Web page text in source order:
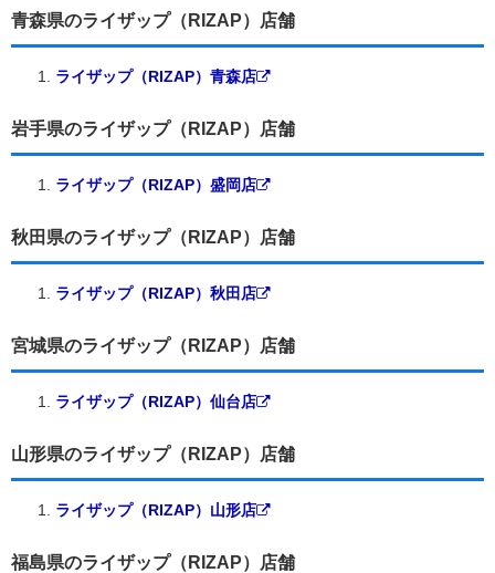
青森県のライザップ（RIZAP）店舗
ライザップ（RIZAP）青森店
岩手県のライザップ（RIZAP）店舗
ライザップ（RIZAP）盛岡店
秋田県のライザップ（RIZAP）店舗
ライザップ（RIZAP）秋田店
宮城県のライザップ（RIZAP）店舗
ライザップ（RIZAP）仙台店
山形県のライザップ（RIZAP）店舗
ライザップ（RIZAP）山形店
福島県のライザップ（RIZAP）店舗